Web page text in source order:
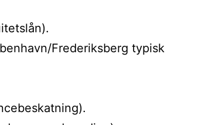
Frederiksberg typisk